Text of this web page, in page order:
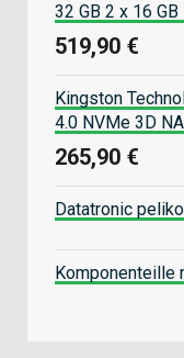
32 GB 2 x 16 GB
519,90 €
Kingston
4.0 NVMe 3D
265,90 €
Datatronic
Komponenteille